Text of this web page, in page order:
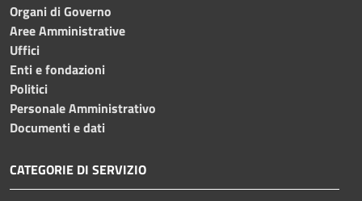
Organi di Governo
Aree Amministrative
Uffici
Enti e fondazioni
Politici
Personale Amministrativo
Documenti e dati
CATEGORIE DI SERVIZIO